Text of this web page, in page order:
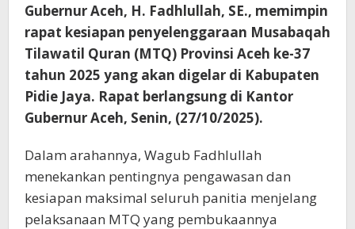
Gubernur Aceh, H. Fadhlullah, SE., memimpin
rapat kesiapan penyelenggaraan Musabaqah
Tilawatil Quran (MTQ) Provinsi Aceh ke-37
tahun 2025 yang akan digelar di Kabupaten
Pidie Jaya. Rapat berlangsung di Kantor
Gubernur Aceh, Senin, (27/10/2025).
Dalam arahannya, Wagub Fadhlullah
menekankan pentingnya pengawasan dan
kesiapan maksimal seluruh panitia menjelang
pelaksanaan MTQ yang pembukaannya